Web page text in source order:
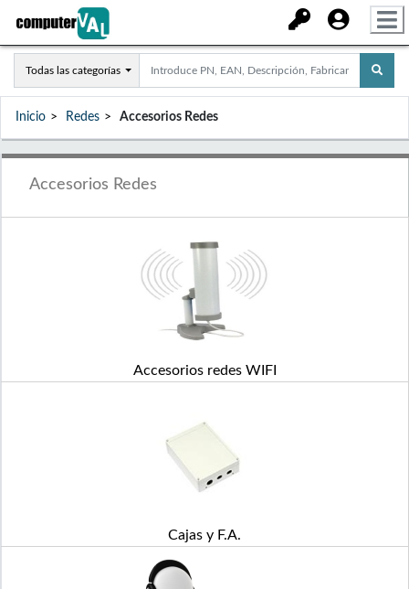
Todas las categorías
Inicio Redes Accesorios Redes
Accesorios Redes
Accesorios redes WIFI
Cajas y F.A.